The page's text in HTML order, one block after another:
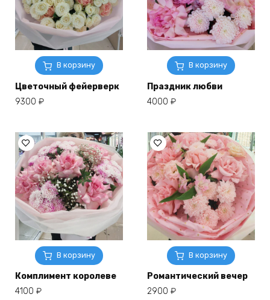
В корзину
Цветочный фейерверк
9300 ₽
В корзину
Праздник любви
4000 ₽
В корзину
Комплимент королеве
4100 ₽
В корзину
Романтический вечер
2900 ₽